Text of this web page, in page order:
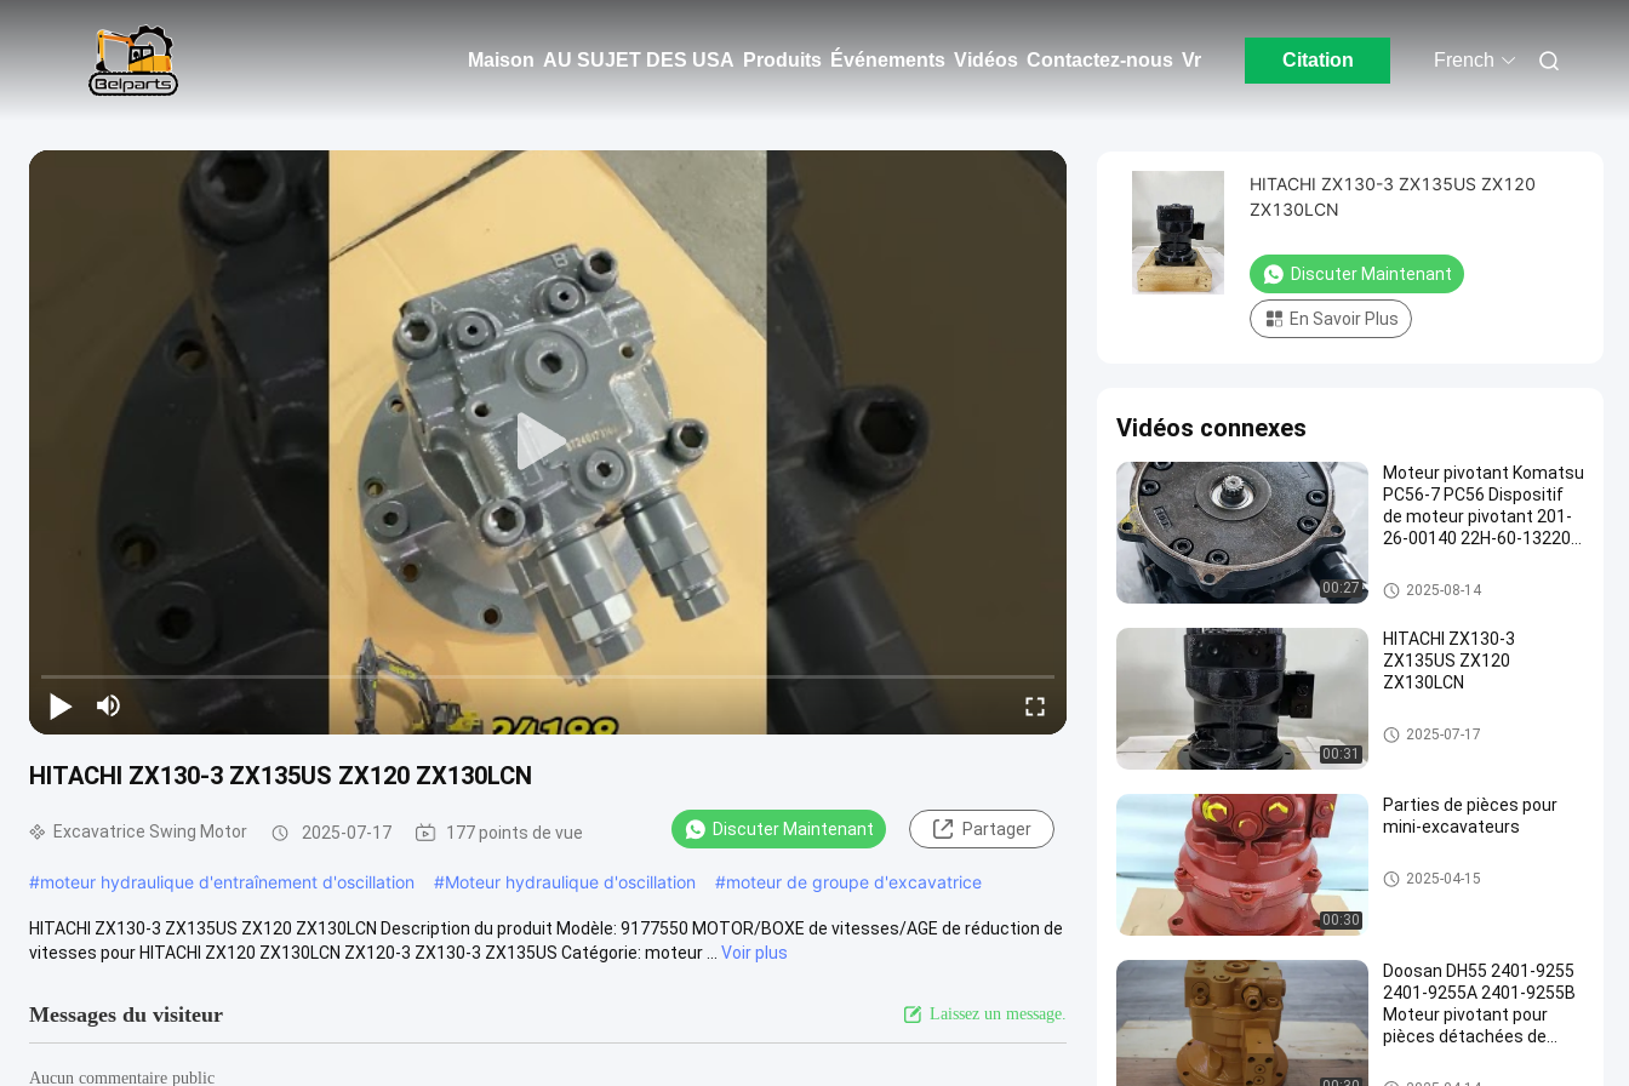
Maison AU SUJET DES USA Produits Événements Vidéos Contactez-nous Vr Citation French
HITACHI ZX130-3 ZX135US ZX120 ZX130LCN
Excavatrice Swing Motor 2025-07-17 177 points de vue Discuter Maintenant Partager
#moteur hydraulique d'entraînement d'oscillation #Moteur hydraulique d'oscillation #moteur de groupe d'excavatrice
HITACHI ZX130-3 ZX135US ZX120 ZX130LCN Description du produit Modèle: 9177550 MOTOR/BOXE de vitesses/AGE de réduction de
vitesses pour HITACHI ZX120 ZX130LCN ZX120-3 ZX130-3 ZX135US Catégorie: moteur ...
Voir plus
Messages du visiteur Laissez un message.
Aucun commentaire public
HITACHI ZX130-3 ZX135US ZX120
ZX130LCN
Discuter Maintenant
En Savoir Plus
Vidéos connexes
00:27
Moteur pivotant Komatsu
PC56-7 PC56 Dispositif
de moteur pivotant 201-
26-00140 22H-60-13220
pelleteuses
Excavatrice Swing Motor
2025-08-14
00:31
HITACHI ZX130-3
ZX135US ZX120
ZX130LCN
Excavatrice Swing Motor
2025-07-17
00:30
Parties de pièces pour
mini-excavateurs
Excavatrice Swing Motor
2025-04-15
Doosan DH55 2401-9255
2401-9255A 2401-9255B
Moteur pivotant pour
pièces détachées de
Excavatrice Swing Motor